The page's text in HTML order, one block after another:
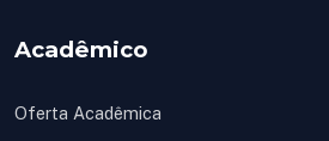
Acadêmico
Oferta Acadêmica